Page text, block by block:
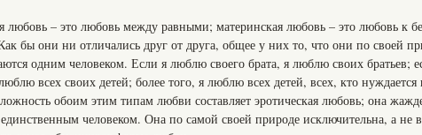
любовь – это любовь между равными; материнская любовь – это любовь к
бы они ни отличались друг от друга, общее у них то, что они по своей
одним человеком. Если я люблю своего брата, я люблю своих братьев;
всех своих детей; более того, я люблю всех детей, всех, кто
обоим этим типам любви составляет эротическая любовь; она
единственным человеком. Она по самой своей природе исключительна, а не